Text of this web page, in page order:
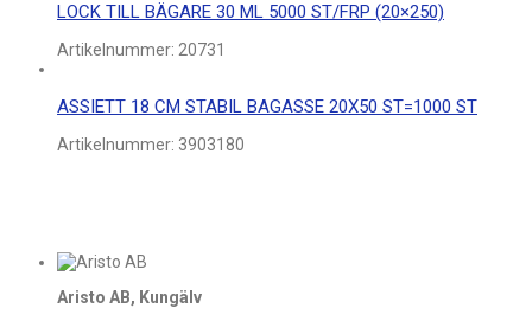
LOCK TILL BÄGARE 30 ML 5000 ST/FRP (20×250)
Artikelnummer: 20731
ASSIETT 18 CM STABIL BAGASSE 20X50 ST=1000 ST
Artikelnummer: 3903180
Aristo AB, Kungälv